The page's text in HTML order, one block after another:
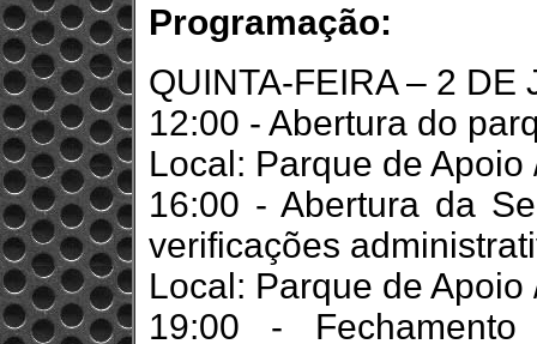
Programação:
QUINTA-FEIRA – 2 DE
12:00 - Abertura do
Local: Parque de
16:00 - Abertura da
verificações
Local: Parque de
19:00 -